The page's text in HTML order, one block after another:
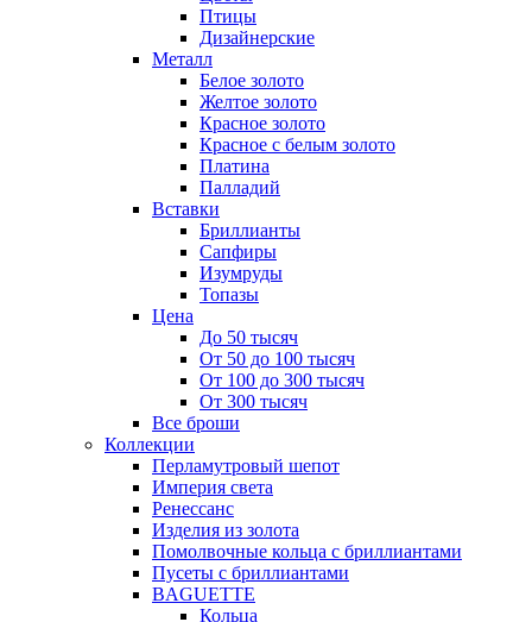
Птицы
Дизайнерские
Металл
Белое золото
Желтое золото
Красное золото
Красное с белым золото
Платина
Палладий
Вставки
Бриллианты
Сапфиры
Изумруды
Топазы
Цена
До 50 тысяч
От 50 до 100 тысяч
От 100 до 300 тысяч
От 300 тысяч
Все броши
Коллекции
Перламутровый шепот
Империя света
Ренессанс
Изделия из золота
Помолвочные кольца с бриллиантами
Пусеты с бриллиантами
BAGUETTE
Кольца